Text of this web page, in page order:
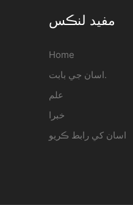
مفيد لنڪس
Home
اسان جي بابت.
علم
خبرا
اسان کي رابط ڪريو